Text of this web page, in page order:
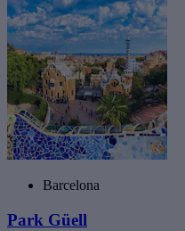
Barcelona
Park Güell